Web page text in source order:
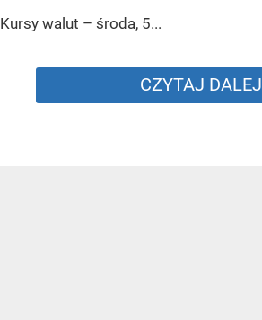
Kursy walut – środa, 5...
CZYTAJ DALEJ